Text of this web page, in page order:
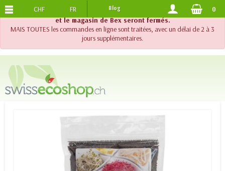
!! Important !! Jusqu'au 20 août 2026, le support téléphonique
et le magasin de Bex seront fermés.
MAIS TOUTES les commandes en ligne sont traitées, avec un délai de 2 à 3
jours supplémentaires.
PORTS OFFERTS DES 120.-
CHF FR Blog 0